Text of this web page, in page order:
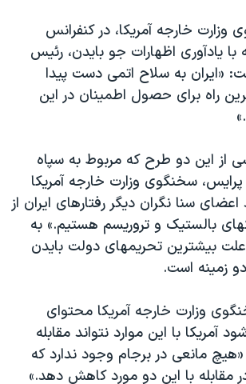
خارجه آمریکا، در کنفرانس
یادآوری اظهارات جو بایدن، رئیس
«ایران به سلاح اتمی دست پیدا
راه برای حصول اطمینان در این
از این دو طرح که مربوط به سپاه
سخنگوی وزارت خارجه آمریکا
سنا نگران دیگر رفتارهای ایران از
بالستیک و تروریسم هستیم.» به
بیشترین تحریمهای دولت بایدن
زمینه است.
وزارت خارجه آمریکا محتوای
آمریکا با این موارد نتواند مقابله
مانعی در برجام وجود ندارد که
مقابله با این دو مورد کاهش دهد.»